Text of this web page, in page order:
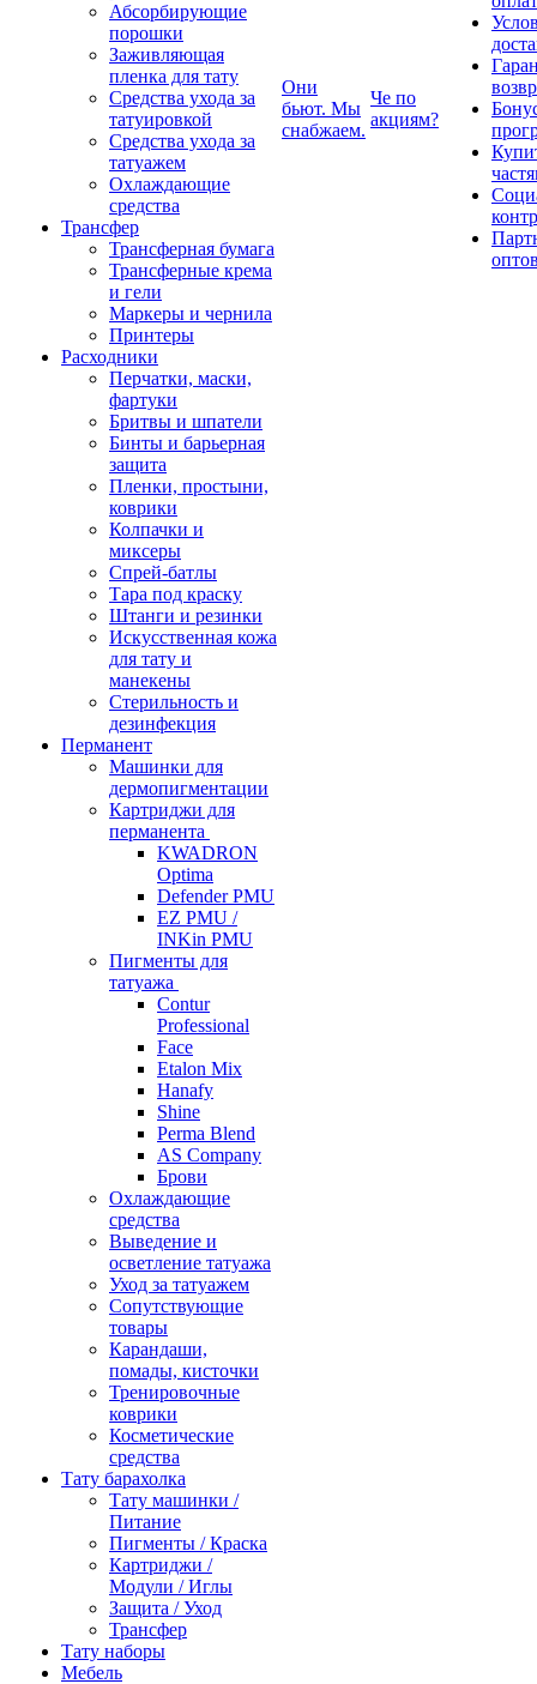
Абсорбирующие
порошки
Заживляющая
пленка для тату
Средства ухода за
татуировкой
Средства ухода за
татуажем
Охлаждающие
средства
Трансфер
Трансферная бумага
Трансферные крема
и гели
Маркеры и чернила
Принтеры
Расходники
Перчатки, маски,
фартуки
Бритвы и шпатели
Бинты и барьерная
защита
Пленки, простыни,
коврики
Колпачки и
миксеры
Спрей-батлы
Тара под краску
Штанги и резинки
Искусственная кожа
для тату и
манекены
Стерильность и
дезинфекция
Перманент
Машинки для
дермопигментации
Картриджи для
перманента
KWADRON
Optima
Defender PMU
EZ PMU /
INKin PMU
Пигменты для
татуажа
Contur
Professional
Face
Etalon Mix
Hanafy
Shine
Perma Blend
AS Company
Брови
Охлаждающие
средства
Выведение и
осветление татуажа
Уход за татуажем
Сопутствующие
товары
Карандаши,
помады, кисточки
Тренировочные
коврики
Косметические
средства
Тату барахолка
Тату машинки /
Питание
Пигменты / Краска
Картриджи /
Модули / Иглы
Защита / Уход
Трансфер
Тату наборы
Мебель
Они
бьют. Мы
снабжаем.
Че по
акциям?